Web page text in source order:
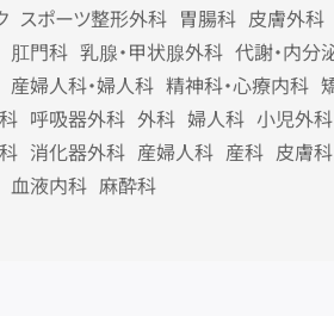
スポーツ整形外科 胃腸科 皮膚外科
肛門科 乳腺・甲状腺外科 代謝・内分
産婦人科・婦人科 精神科・心療内科
呼吸器外科 外科 婦人科 小児外科
消化器外科 産婦人科 産科 皮膚科
血液内科 麻酔科